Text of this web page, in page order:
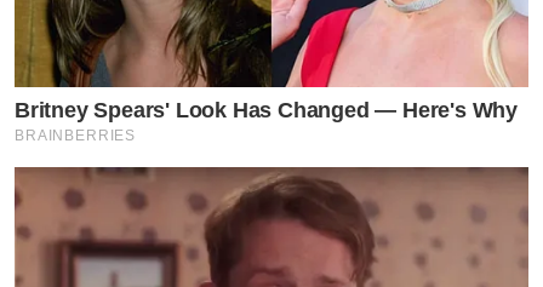
Britney Spears' Look Has Changed — Here's Why
BRAINBERRIES